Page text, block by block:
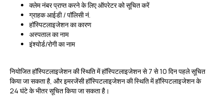
क्लेम नंबर प्राप्त करने के लिए ऑपरेटर को सूचित करें
ग्राहक आईडी / पॉलिसी नं.
हॉस्पिटलाइजेशन का कारण
अस्पताल का नाम
इंश्योर्ड/रोगी का नाम
नियोजित हॉस्पिटलाइजेशन की स्थिति में हॉस्पिटलाइजेशन से 7 से 10 दिन पहले सूचित
किया जा सकता है, और इमरजेंसी हॉस्पिटलाइजेशन की स्थिति में हॉस्पिटलाइजेशन के
24 घंटे के भीतर सूचित किया जा सकता है।